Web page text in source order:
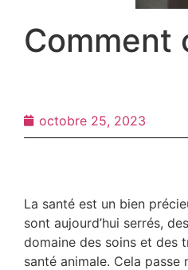
Comment
octobre 25, 2023
La santé est un bien
sont aujourd’hui serrés,
domaine des soins et des
santé animale. Cela